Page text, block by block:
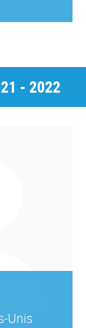
- 2022
Unis